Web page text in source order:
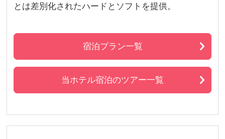
とは差別化されたハードとソフトを提供。
宿泊プラン一覧
当ホテル宿泊のツアー一覧